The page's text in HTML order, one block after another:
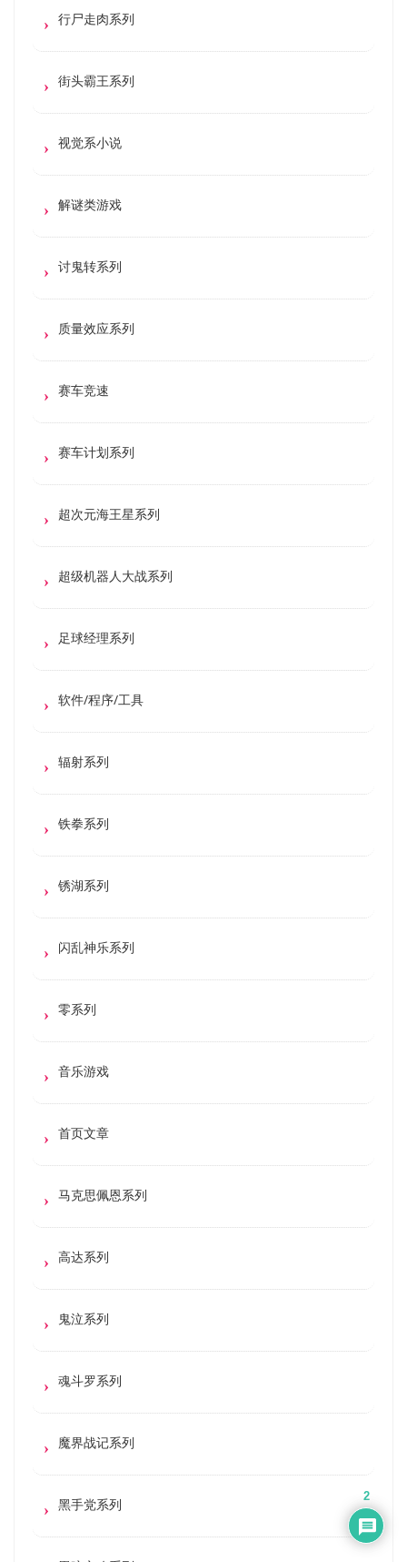
行尸走肉系列
街头霸王系列
视觉系小说
解谜类游戏
讨鬼转系列
质量效应系列
赛车竞速
赛车计划系列
超次元海王星系列
超级机器人大战系列
足球经理系列
软件/程序/工具
辐射系列
铁拳系列
锈湖系列
闪乱神乐系列
零系列
音乐游戏
首页文章
马克思佩恩系列
高达系列
鬼泣系列
魂斗罗系列
魔界战记系列
黑手党系列 2